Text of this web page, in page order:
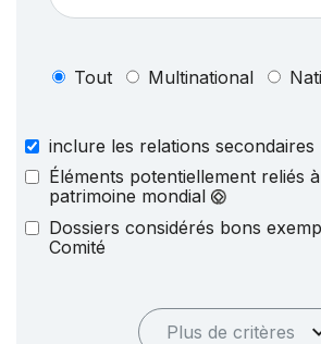
Tout Multinational
inclure les relations secondaires
Éléments potentiellement reliés
patrimoine mondial
Dossiers considérés bons
Comité
Plus de critères